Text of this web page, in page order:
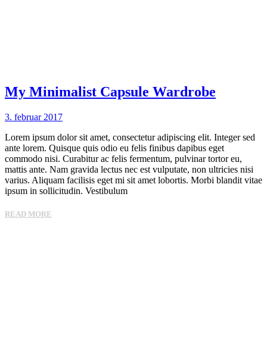
My Minimalist Capsule Wardrobe
3. februar 2017
Lorem ipsum dolor sit amet, consectetur adipiscing elit. Integer sed
ante lorem. Quisque quis odio eu felis finibus dapibus eget
commodo nisi. Curabitur ac felis fermentum, pulvinar tortor eu,
mattis ante. Nam gravida lectus nec est vulputate, non ultricies nisi
varius. Aliquam facilisis eget mi sit amet lobortis. Morbi blandit vitae
ipsum in sollicitudin. Vestibulum
READ MORE